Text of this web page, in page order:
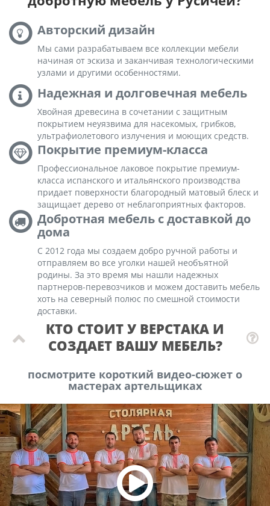
Авторский дизайн
Мы сами разрабатываем все коллекции мебели
начиная от эскиза и заканчивая технологическими
узлами и другими особенностями.
Надежная и долговечная мебель
Хвойная древесина в сочетании с защитным
покрытием неуязвима для насекомых, грибков,
ультрафиолетового излучения и моющих средств.
Покрытие премиум-класса
Профессиональное лаковое покрытие премиум-
класса испанского и итальянского производства
придает поверхности благородный матовый блеск и
защищает дерево от неблагоприятных факторов.
Добротная мебель с доставкой до
дома
С 2012 года мы создаем добро ручной работы и
отправляем во все уголки нашей необъятной
родины. За это время мы нашли надежных
партнеров-перевозчиков и можем доставить мебель
хоть на северный полюс по смешной стоимости
доставки.
КТО СТОИТ У ВЕРСТАКА И
СОЗДАЕТ ВАШУ МЕБЕЛЬ?
посмотрите короткий видео-сюжет о
мастерах артельщиках